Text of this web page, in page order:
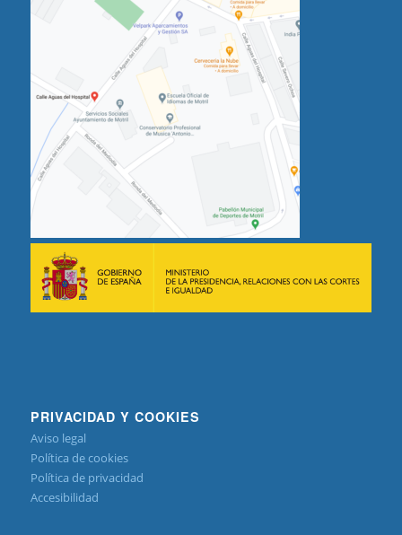
PRIVACIDAD Y COOKIES
Aviso legal
Política de cookies
Política de privacidad
Accesibilidad